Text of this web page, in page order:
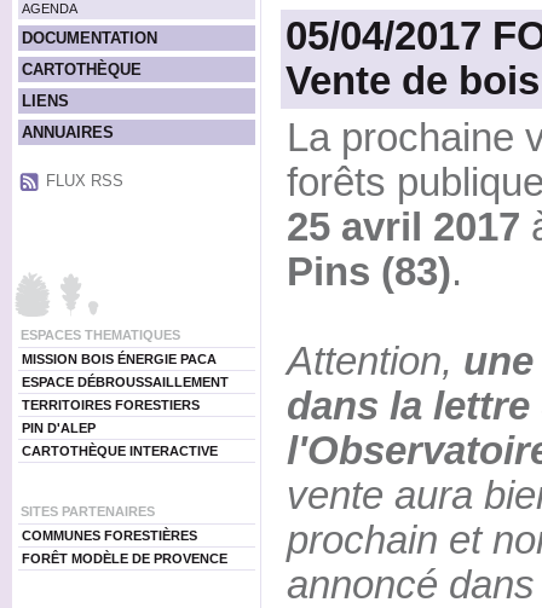
AGENDA
DOCUMENTATION
CARTOTHÈQUE
LIENS
ANNUAIRES
FLUX RSS
ESPACES THEMATIQUES
MISSION BOIS ÉNERGIE PACA
ESPACE DÉBROUSSAILLEMENT
TERRITOIRES FORESTIERS
PIN D'ALEP
CARTOTHÈQUE INTERACTIVE
SITES PARTENAIRES
COMMUNES FORESTIÈRES
FORÊT MODÈLE DE PROVENCE
05/04/2017
Vente de
La prochaine
forêts
25 avril 2017
Pins (83).
Attention,
dans la
vente aura
prochain et
annoncé